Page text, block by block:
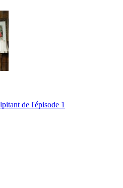
de l'épisode 1